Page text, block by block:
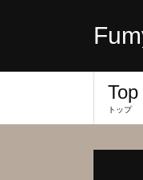
Top
トップ